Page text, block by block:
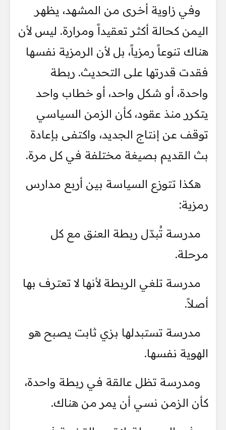
وفي زاوية أخرى من المشهد، يظهر
اليمن كحالة أكثر تعقيداً ومرارة. ليس لأن
هناك تنوعاً رمزياً، بل لأن الرمزية نفسها
فقدت قدرتها على التحديث. ربطة
واحدة، أو شكل واحد، أو خطاب واحد
يتكرر منذ عقود، كأن الزمن السياسي
توقف عن إنتاج الجديد، واكتفى بإعادة
بث القديم بصيغة مختلفة في كل مرة.
هكذا تتوزع السياسة بين أربع مدارس
رمزية:
مدرسة تُبدّل ربطة العنق مع كل
مرحلة.
مدرسة تلغي الربطة لأنها لا تعترف بها
أصلاً.
مدرسة تستبدلها بزي ثابت يصبح هو
الهوية نفسها.
ومدرسة تظل عالقة في ربطة واحدة،
كأن الزمن نسي أن يمر من هناك.